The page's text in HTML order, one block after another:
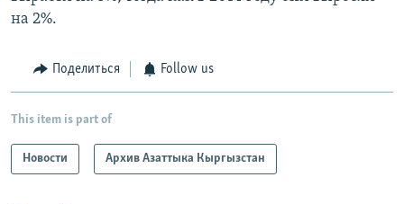
на 2%.
Поделиться Follow us
This item is part of
Новости Архив Азаттыка Кыргызстан